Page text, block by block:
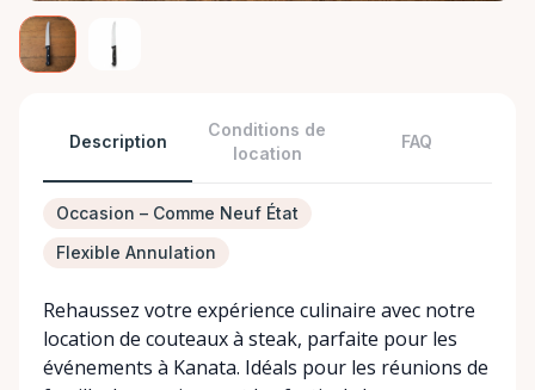
Description
Conditions de
location
FAQ
Occasion – Comme Neuf État
Flexible Annulation
Rehaussez votre expérience culinaire avec notre
location de couteaux à steak, parfaite pour les
événements à Kanata. Idéals pour les réunions de